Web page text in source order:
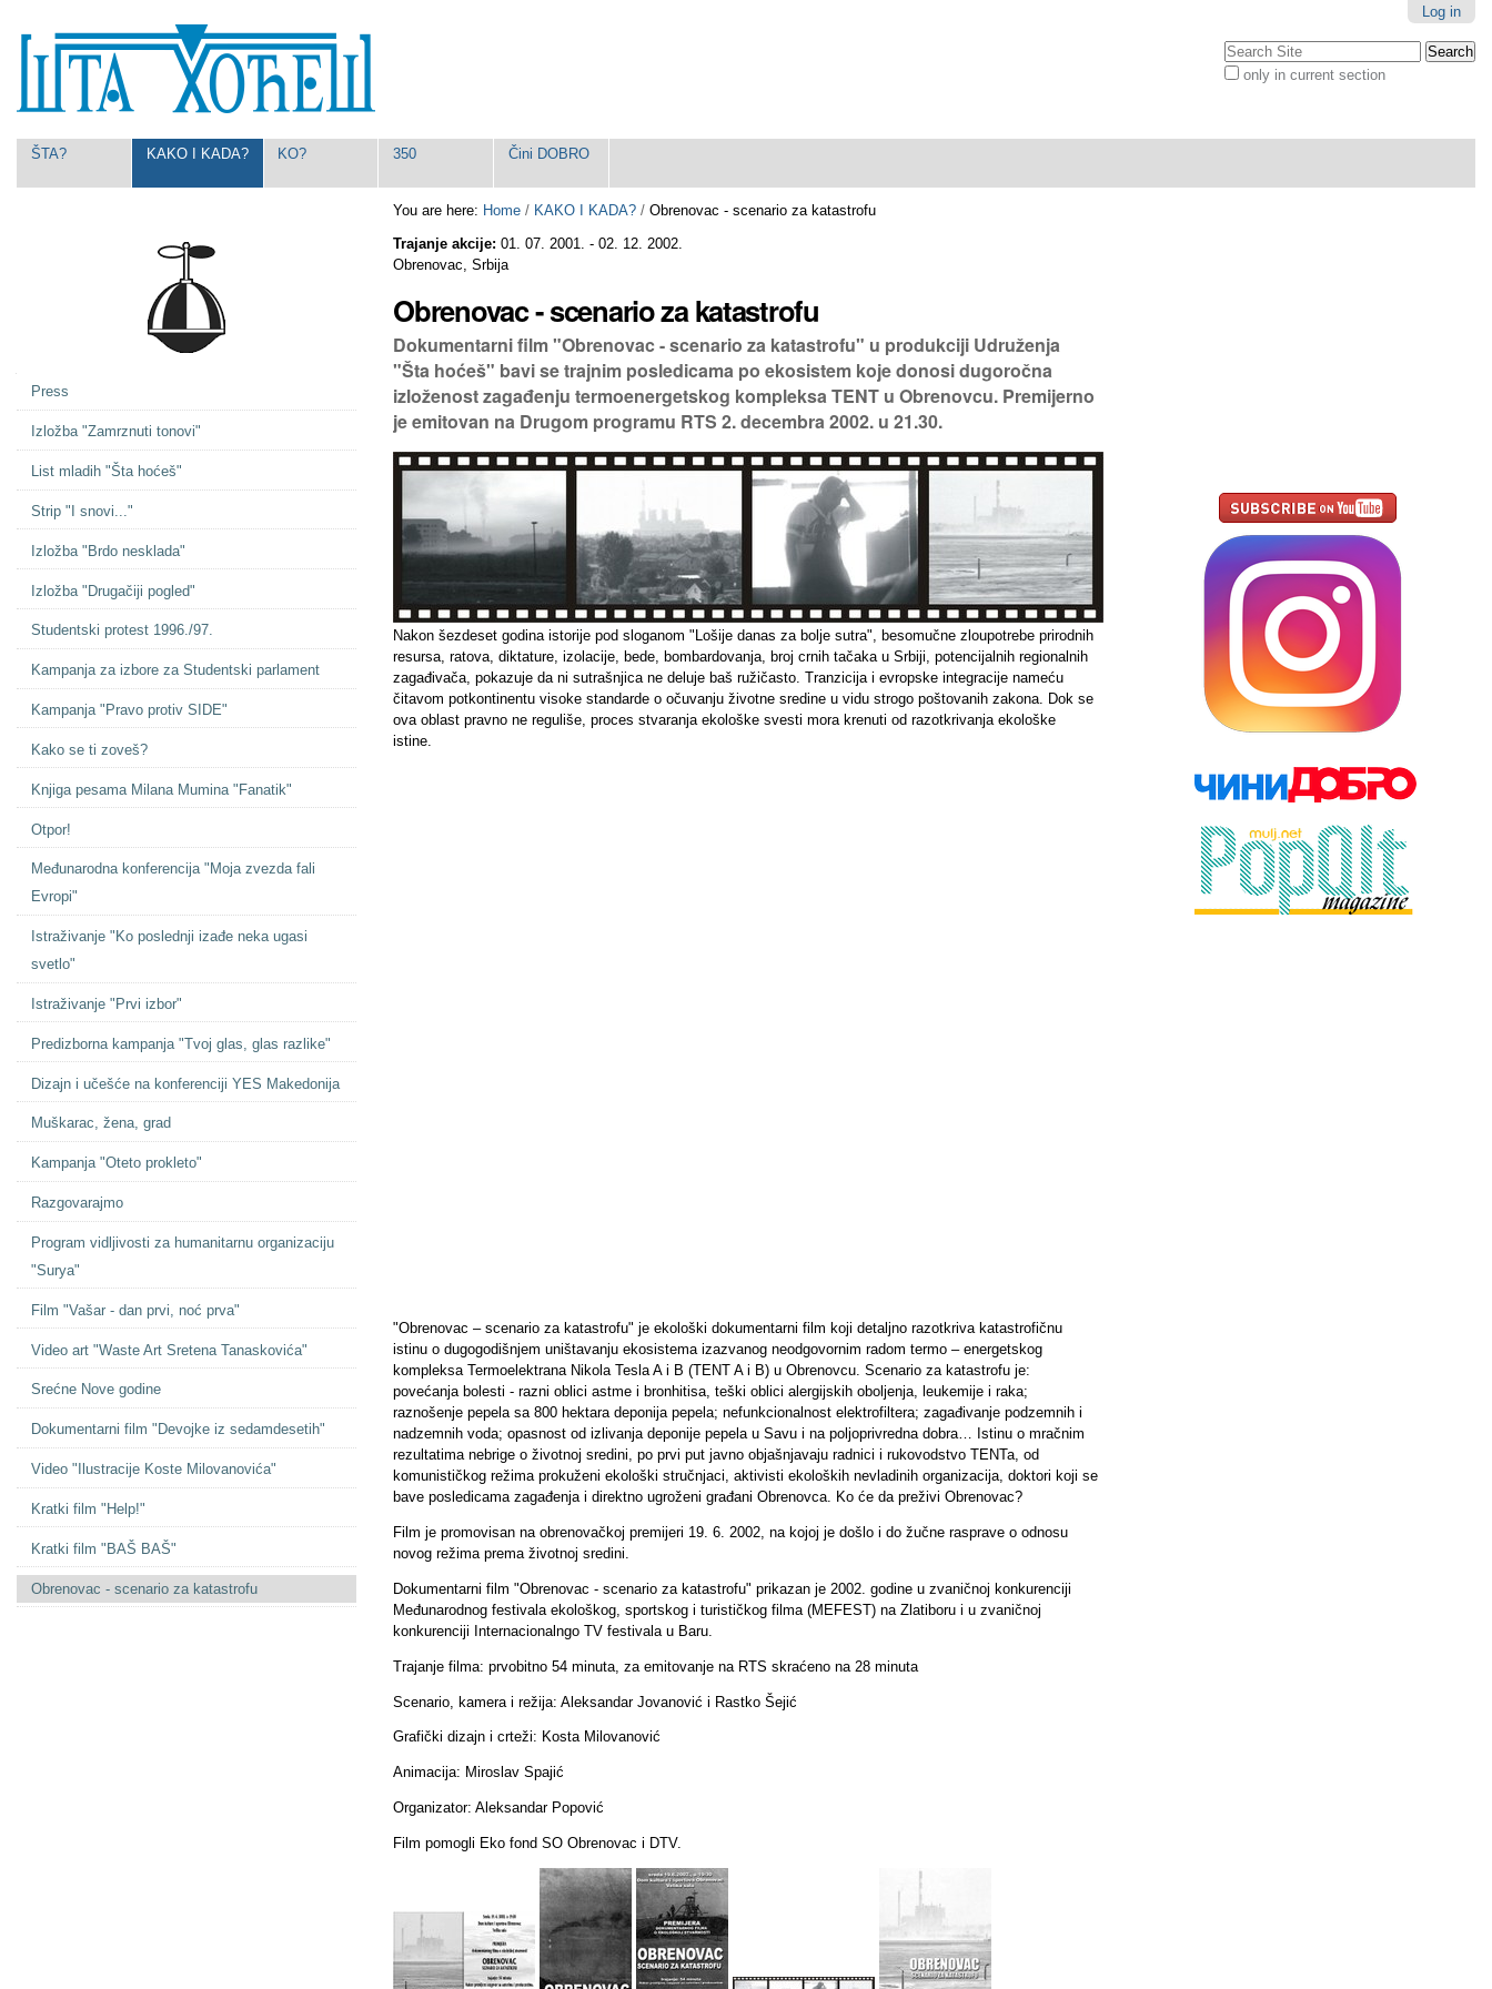
content.
to
Log in
Search Site
only in current section
Navigation
ŠTA? KAKO I KADA? KO? 350 Čini DOBRO
You are here: Home / KAKO I KADA? /Obrenovac - scenario za katastrofu
Trajanje akcije:01. 07. 2001. - 02. 12. 2002.
Obrenovac, Srbija
Obrenovac - scenario za katastrofu
Dokumentarni film "Obrenovac - scenario za katastrofu" u produkciji Udruženja
"Šta hoćeš" bavi se trajnim posledicama po ekosistem koje donosi dugoročna
izloženost zagađenju termoenergetskog kompleksa TENT u Obrenovcu. Premijerno
je emitovan na Drugom programu RTS 2. decembra 2002. u 21.30.
Nakon šezdeset godina istorije pod sloganom "Lošije danas za bolje sutra", besomučne zloupotrebe prirodnih
resursa, ratova, diktature, izolacije, bede, bombardovanja, broj crnih tačaka u Srbiji, potencijalnih regionalnih
zagađivača, pokazuje da ni sutrašnjica ne deluje baš ružičasto. Tranzicija i evropske integracije nameću
čitavom potkontinentu visoke standarde o očuvanju životne sredine u vidu strogo poštovanih zakona. Dok se
ova oblast pravno ne reguliše, proces stvaranja ekološke svesti mora krenuti od razotkrivanja ekološke
istine.
"Obrenovac – scenario za katastrofu" je ekološki dokumentarni film koji detaljno razotkriva katastrofičnu
istinu o dugogodišnjem uništavanju ekosistema izazvanog neodgovornim radom termo – energetskog
kompleksa Termoelektrana Nikola Tesla A i B (TENT A i B) u Obrenovcu. Scenario za katastrofu je:
povećanja bolesti - razni oblici astme i bronhitisa, teški oblici alergijskih oboljenja, leukemije i raka;
raznošenje pepela sa 800 hektara deponija pepela; nefunkcionalnost elektrofiltera; zagađivanje podzemnih i
nadzemnih voda; opasnost od izlivanja deponije pepela u Savu i na poljoprivredna dobra… Istinu o mračnim
rezultatima nebrige o životnoj sredini, po prvi put javno objašnjavaju radnici i rukovodstvo TENTa, od
komunističkog režima prokuženi ekološki stručnjaci, aktivisti ekoloških nevladinih organizacija, doktori koji se
bave posledicama zagađenja i direktno ugroženi građani Obrenovca. Ko će da preživi Obrenovac?
Film je promovisan na obrenovačkoj premijeri 19. 6. 2002, na kojoj je došlo i do žučne rasprave o odnosu
novog režima prema životnoj sredini.
Dokumentarni film "Obrenovac - scenario za katastrofu" prikazan je 2002. godine u zvaničnoj konkurenciji
Međunarodnog festivala ekološkog, sportskog i turističkog filma (MEFEST) na Zlatiboru i u zvaničnoj
konkurenciji Internacionalngo TV festivala u Baru.
Trajanje filma: prvobitno 54 minuta, za emitovanje na RTS skraćeno na 28 minuta
Scenario, kamera i režija: Aleksandar Jovanović i Rastko Šejić
Grafički dizajn i crteži: Kosta Milovanović
Animacija: Miroslav Spajić
Organizator: Aleksandar Popović
Film pomogli Eko fond SO Obrenovac i DTV.
Press
Izložba "Zamrznuti tonovi"
List mladih "Šta hoćeš"
Strip "I snovi..."
Izložba "Brdo nesklada"
Izložba "Drugačiji pogled"
Studentski protest 1996./97.
Kampanja za izbore za Studentski parlament
Kampanja "Pravo protiv SIDE"
Kako se ti zoveš?
Knjiga pesama Milana Mumina "Fanatik"
Otpor!
Međunarodna konferencija "Moja zvezda fali
Evropi"
Istraživanje "Ko poslednji izađe neka ugasi
svetlo"
Istraživanje "Prvi izbor"
Predizborna kampanja "Tvoj glas, glas razlike"
Dizajn i učešće na konferenciji YES Makedonija
Muškarac, žena, grad
Kampanja "Oteto prokleto"
Razgovarajmo
Program vidljivosti za humanitarnu organizaciju
"Surya"
Film "Vašar - dan prvi, noć prva"
Video art "Waste Art Sretena Tanaskovića"
Srećne Nove godine
Dokumentarni film "Devojke iz sedamdesetih"
Video "Ilustracije Koste Milovanovića"
Kratki film "Help!"
Kratki film "BAŠ BAŠ"
Obrenovac - scenario za katastrofu